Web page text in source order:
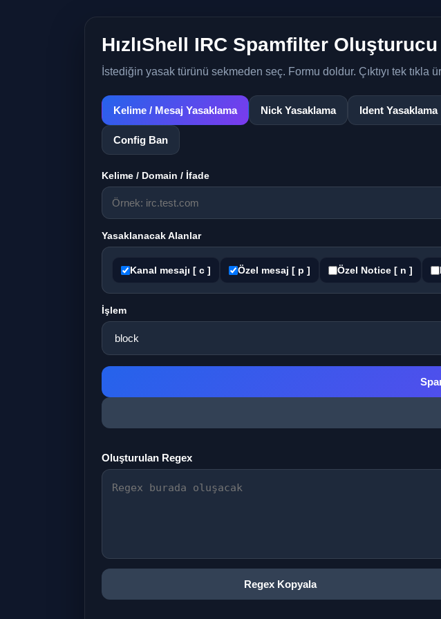
HızlıShell IRC Spamfilter Oluşturucu
İstediğin yasak türünü sekmeden seç. Formu doldur. Çıktıyı tek tıkla
Kelime / Mesaj Yasaklama Nick Yasaklama Ident Yasaklama
Config Ban
Kelime / Domain / İfade
Yasaklanacak Alanlar
Kanal mesajı [ c ] Özel mesaj [ p ] Özel Notice [ n ]
İşlem
Oluşturulan Regex
Regex Kopyala